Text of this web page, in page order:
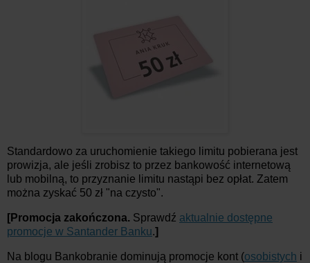
Standardowo za uruchomienie takiego limitu pobierana jest
prowizja, ale jeśli zrobisz to przez bankowość internetową
lub mobilną, to przyznanie limitu nastąpi bez opłat. Zatem
można zyskać 50 zł "na czysto".
[Promocja zakończona. Sprawdź aktualnie dostępne
promocje w Santander Banku.]
Na blogu Bankobranie dominują promocje kont (osobistych i